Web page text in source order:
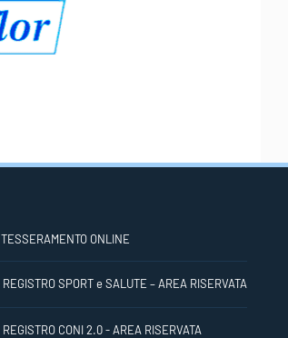
TESSERAMENTO ONLINE
REGISTRO SPORT e SALUTE – AREA RISERVATA
REGISTRO CONI 2.0 - AREA RISERVATA